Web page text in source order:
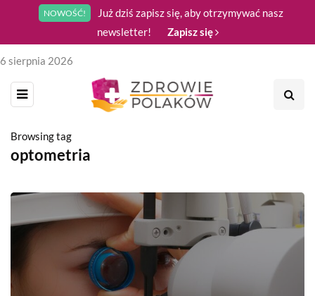
NOWOŚĆ!
Już dziś zapisz się, aby otrzymywać nasz
newsletter!
Zapisz się
6 sierpnia 2026
Browsing tag
optometria